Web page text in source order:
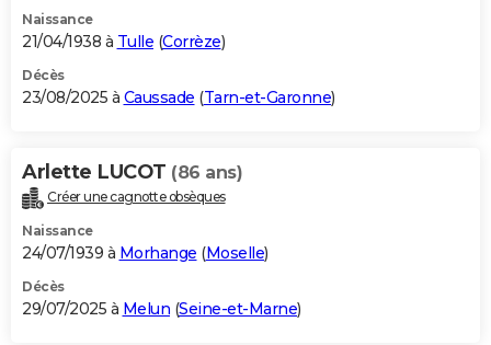
Naissance
21/04/1938 à Tulle (Corrèze)
Décès
23/08/2025 à Caussade (Tarn-et-Garonne)
Arlette LUCOT (86 ans)
Créer une cagnotte obsèques
Naissance
24/07/1939 à Morhange (Moselle)
Décès
29/07/2025 à Melun (Seine-et-Marne)